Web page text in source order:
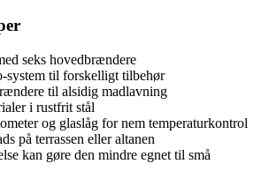
seks hovedbrændere
system til forskelligt tilbehør
til alsidig madlavning
i rustfrit stål
og glaslåg for nem temperaturkontrol
på terrassen eller altanen
kan gøre den mindre egnet til små